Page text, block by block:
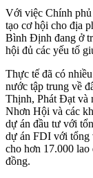
Với việc Chính phủ
tạo cơ hội cho địa
Bình Định đang ở
hội đủ các yếu tố
Thực tế đã có
nước tập trung về
Thịnh, Phát Đạt và
Nhơn Hội và các
dự án đầu tư với
dự án FDI với tổng
cho hơn 17.000 lao
đồng.